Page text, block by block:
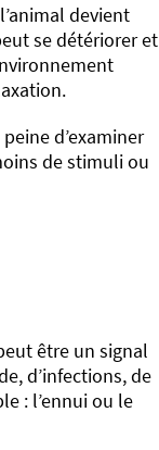
devient
se détériorer et
d’examiner
de stimuli ou
être un signal
d’infections, de
: l’ennui ou le